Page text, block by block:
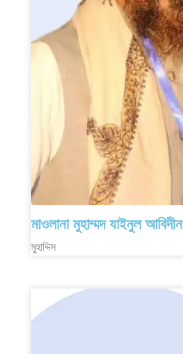
মাওলানা মুহাম্মদ যাইনুল আবিদীন
মুহাদ্দিস